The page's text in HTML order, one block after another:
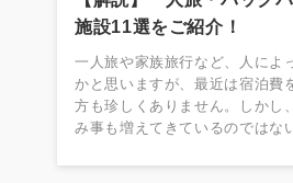
施設11選をご紹介！
一人旅や家族旅行など、人によ
かと思いますが、最近は宿泊費
方も珍しくありません。しかし
み事も増えてきているのではな